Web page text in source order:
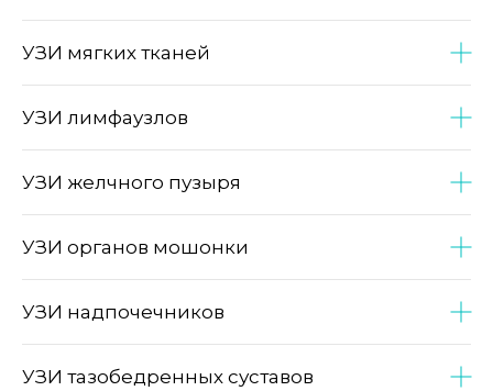
УЗИ мягких тканей
УЗИ лимфаузлов
УЗИ желчного пузыря
УЗИ органов мошонки
УЗИ надпочечников
УЗИ тазобедренных суставов